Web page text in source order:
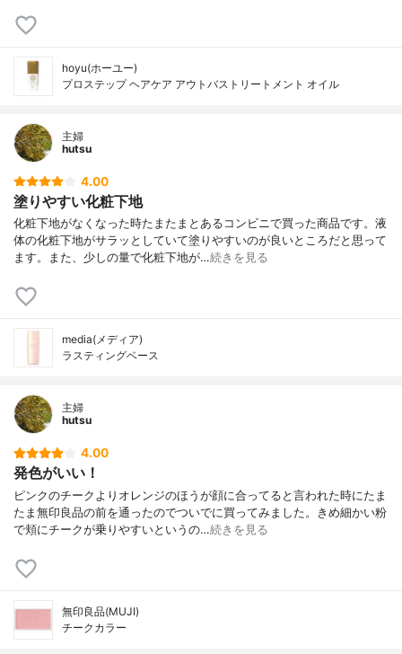
hoyu(ホーユー)
プロステップ ヘアケア アウトバストリートメント オイル
主婦
hutsu
4.00
塗りやすい化粧下地
化粧下地がなくなった時たまたまとあるコンビニで買った商品です。液
体の化粧下地がサラッとしていて塗りやすいのが良いところだと思って
ます。また、少しの量で化粧下地が…続きを見る
media(メディア)
ラスティングベース
主婦
hutsu
4.00
発色がいい！
ピンクのチークよりオレンジのほうが顔に合ってると言われた時にたま
たま無印良品の前を通ったのでついでに買ってみました。きめ細かい粉
で頬にチークが乗りやすいというの…続きを見る
無印良品(MUJI)
チークカラー